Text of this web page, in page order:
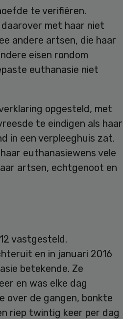
te verifiëren.
met haar niet
andere artsen, die haar
eisen rondom
euthanasie niet
opgesteld, met
te eindigen als haar
in een verpleeghuis zat.
euthanasiewens vele
artsen, echtgenoot en
vastgesteld.
en in januari 2016
betekende. Ze
en was elke dag
over de gangen, bonkte
riep twintig keer per dag